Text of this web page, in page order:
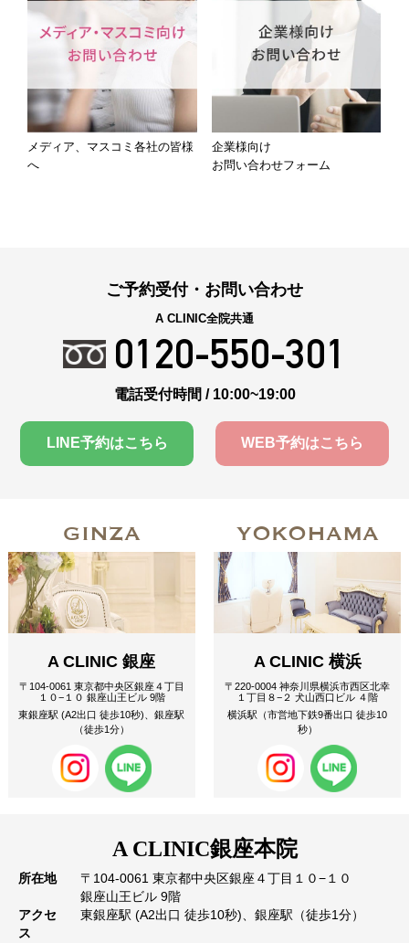
メディア、マスコミ各社の皆様
へ
企業様向け
お問い合わせフォーム
ご予約受付・お問い合わせ
A CLINIC全院共通
0120-550-301
電話受付時間 / 10:00~19:00
LINE予約はこちら WEB予約はこちら
GINZA
A CLINIC 銀座
〒104-0061 東京都中央区銀座４丁目
１０−１０ 銀座山王ビル 9階
東銀座駅 (A2出口 徒歩10秒)、銀座駅
（徒歩1分）
YOKOHAMA
A CLINIC 横浜
〒220-0004 神奈川県横浜市西区北幸
１丁目８−２ 犬山西口ビル ４階
横浜駅（市営地下鉄9番出口 徒歩10
秒）
A CLINIC銀座本院
所在地
〒104-0061 東京都中央区銀座４丁目１０−１０
銀座山王ビル 9階
アクセ
ス
東銀座駅 (A2出口 徒歩10秒)、銀座駅（徒歩1分）